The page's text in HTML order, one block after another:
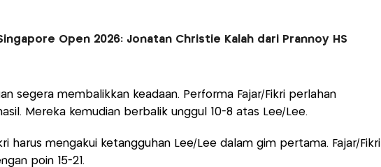
Open 2026: Jonatan Christie Kalah dari Prannoy HS
segera membalikkan keadaan. Performa Fajar/Fikri perlahan
Mereka kemudian berbalik unggul 10-8 atas Lee/Lee.
harus mengakui ketangguhan Lee/Lee dalam gim pertama. Fajar/Fikri
poin 15-21.